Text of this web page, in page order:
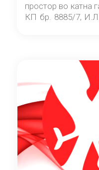
простор во катна
КП бр. 8885/7,
Скопје” број 9/
(три) години од
Договорот за
понудувач.